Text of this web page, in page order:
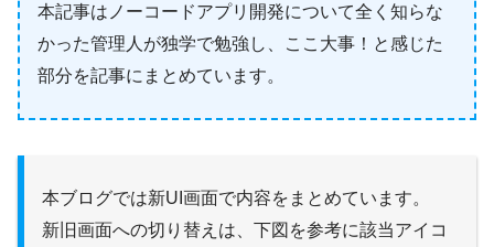
本記事はノーコードアプリ開発について全く知らな
かった管理人が独学で勉強し、ここ大事！と感じた
部分を記事にまとめています。
本ブログでは新UI画面で内容をまとめています。
新旧画面への切り替えは、下図を参考に該当アイコ